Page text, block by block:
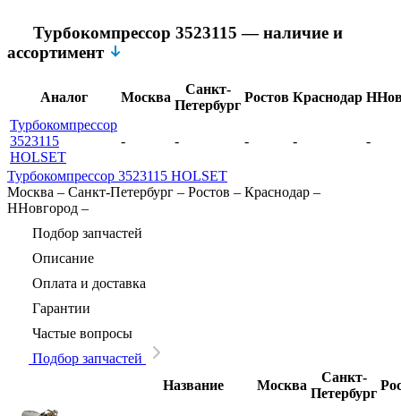
Турбокомпрессор 3523115 — наличие и
ассортимент
Аналог Москва
Санкт-
Петербург
Ростов Краснодар
Турбокомпрессор
3523115
HOLSET
- - - - -
Турбокомпрессор 3523115 HOLSET
Москва – Санкт-Петербург – Ростов – Краснодар –
ННовгород –
Подбор запчастей
Описание
Оплата и доставка
Гарантии
Частые вопросы
Подбор запчастей
Название
Москва
Санкт-
Петербург